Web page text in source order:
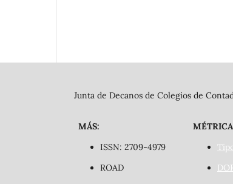
Junta de Decanos de Colegios de
MÁS:
ISSN: 2709-4979
ROAD